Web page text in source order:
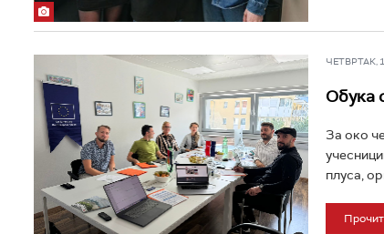
ЧЕТВРТАК,
Обука
За око
плуса,